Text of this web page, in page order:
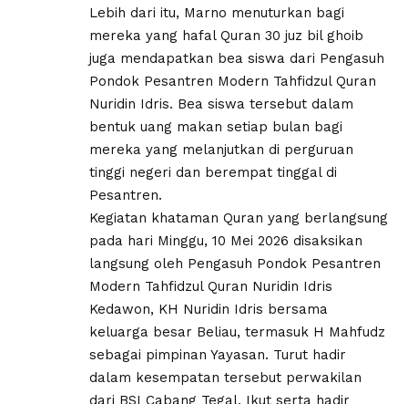
Lebih dari itu, Marno menuturkan bagi
mereka yang hafal Quran 30 juz bil ghoib
juga mendapatkan bea siswa dari Pengasuh
Pondok Pesantren Modern Tahfidzul Quran
Nuridin Idris. Bea siswa tersebut dalam
bentuk uang makan setiap bulan bagi
mereka yang melanjutkan di perguruan
tinggi negeri dan berempat tinggal di
Pesantren.
Kegiatan khataman Quran yang berlangsung
pada hari Minggu, 10 Mei 2026 disaksikan
langsung oleh Pengasuh Pondok Pesantren
Modern Tahfidzul Quran Nuridin Idris
Kedawon, KH Nuridin Idris bersama
keluarga besar Beliau, termasuk H Mahfudz
sebagai pimpinan Yayasan. Turut hadir
dalam kesempatan tersebut perwakilan
dari BSI Cabang Tegal. Ikut serta hadir